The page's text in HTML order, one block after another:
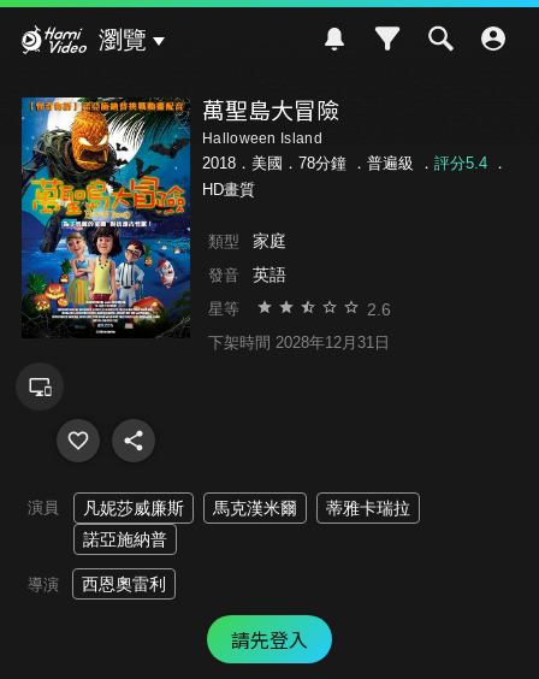
瀏覽
萬聖島大冒險
Halloween Island
2018．美國．78分鐘 ． 普遍級 ． 評分5.4．
HD畫質
類型 家庭
發音 英語
星等 2.6
下架時間 2028年12月31日
演員 凡妮莎威廉斯 馬克漢米爾
蒂雅卡瑞拉
諾亞施納普
導演 西恩奧雷利
請先登入